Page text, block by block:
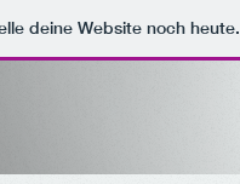
deine Website noch heute.